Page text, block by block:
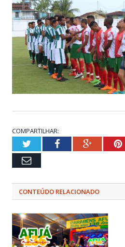
COMPARTILHAR:
TwitterFacebookGoogle+
Email
CONTEÚDO RELACIONADO